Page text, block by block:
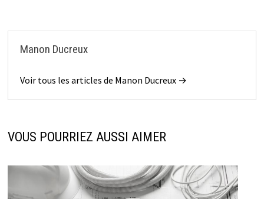
Manon Ducreux
Voir tous les articles de Manon Ducreux →
VOUS POURRIEZ AUSSI AIMER